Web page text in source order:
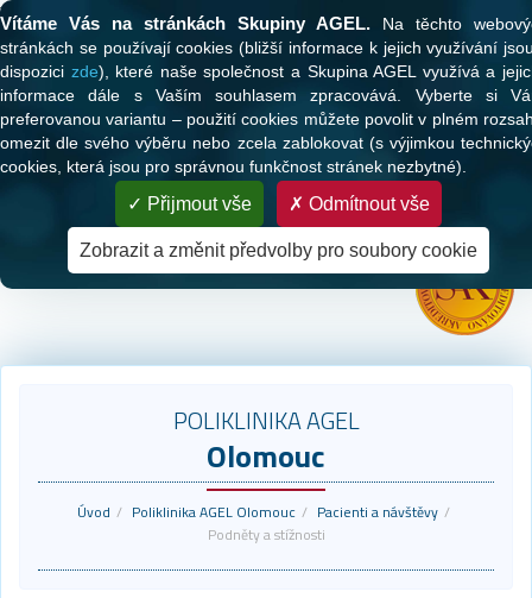
PARTNER VAŠEHO ZDRAVÍ
Zdravotní péče pro klienty všech zdravotních pojišťoven
POLIKLINIKA AGEL
Olomouc
Úvod Poliklinika AGEL Olomouc
Pacienti a návštěvy
Podněty a stížnosti
Tato webová stránka používá cookies
Vítáme Vás na stránkách Skupiny AGEL. Na těchto
stránkách se používají cookies (bližší informace k jejich využívání
dispozici zde), které naše společnost a Skupina AGEL využívá a
informace dále s Vaším souhlasem zpracovává. Vyberte si
preferovanou variantu – použití cookies můžete povolit v plném
omezit dle svého výběru nebo zcela zablokovat (s výjimkou
cookies, která jsou pro správnou funkčnost stránek nezbytné).
Přijmout vše Odmítnout vše
Zobrazit a změnit předvolby pro soubory cookie